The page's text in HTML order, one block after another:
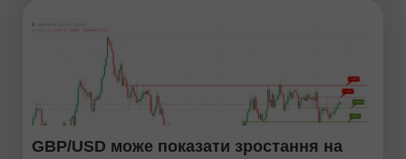
GBP/USD може показати зростання на